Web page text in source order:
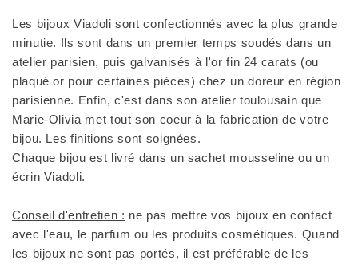
Les bijoux Viadoli sont confectionnés avec la plus grande
minutie. Ils sont dans un premier temps soudés dans un
atelier parisien, puis galvanisés à l'or fin 24 carats (ou
plaqué or pour certaines pièces) chez un doreur en région
parisienne. Enfin, c'est dans son atelier toulousain que
Marie-Olivia met tout son coeur à la fabrication de votre
bijou. Les finitions sont soignées.
Chaque bijou est livré dans un sachet mousseline ou un
écrin Viadoli.
Conseil d'entretien : ne pas mettre vos bijoux en contact
avec l'eau, le parfum ou les produits cosmétiques. Quand
les bijoux ne sont pas portés, il est préférable de les